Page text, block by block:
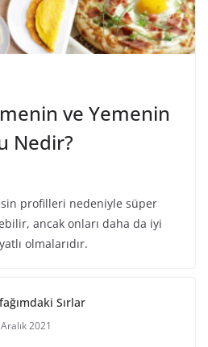
ve Yemenin
Nedir?
profilleri nedeniyle süper
ancak onları daha da iyi
olmalarıdır.
Sırlar
2021